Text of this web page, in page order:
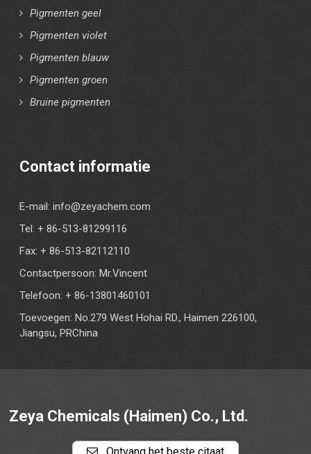
Pigmenten geel
Pigmenten violet
Pigmenten blauw
Pigmenten groen
Bruine pigmenten
Contact informatie
E-mail:info@zeyachem.com
Tel: + 86-513-81299116
Fax: + 86-513-82112110
Contactpersoon: Mr.Vincent
Telefoon: + 86-13801460101
Toevoegen: No.279 West Hohai RD., Haimen 226100,
Jiangsu, PRChina
Zeya Chemicals (Haimen) Co., Ltd.